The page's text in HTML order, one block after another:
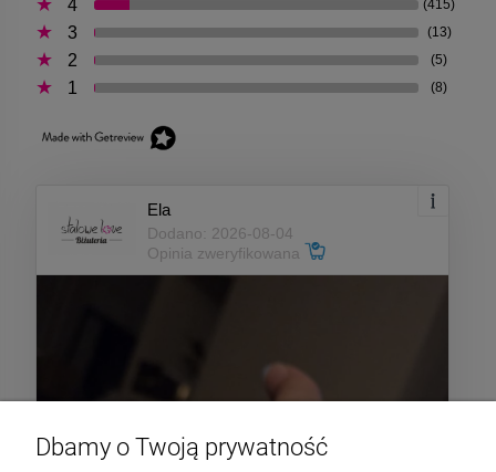
4 (415)
3 (13)
2 (5)
1 (8)
Ela
Dodano: 2026-08-04
Opinia zweryfikowana
Dbamy o Twoją prywatność